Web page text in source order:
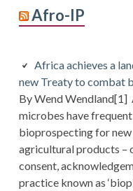
Afro-IP
Africa achieves a
new Treaty to combat
By Wend Wendland[1]
microbes have
bioprospecting for new
agricultural products –
consent,
practice known as